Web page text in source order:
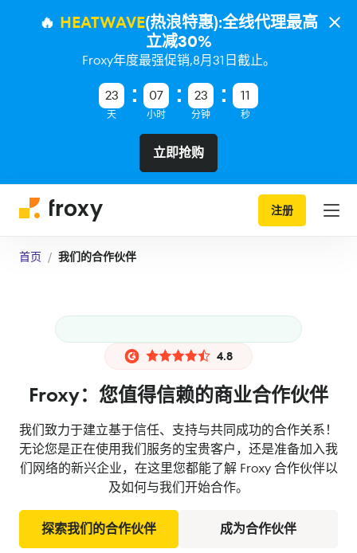
🔥 HEATWAVE(热浪特惠):全线代理最高
立减30%
Froxy年度最强促销,8月31日截止。
23
天
07
小时
23
分钟
10
秒
立即抢购
注册
首页 我们的合作伙伴
4.8
Froxy：您值得信赖的商业合作伙伴
我们致力于建立基于信任、支持与共同成功的合作关系！
无论您是正在使用我们服务的宝贵客户，还是准备加入我
们网络的新兴企业，在这里您都能了解 Froxy 合作伙伴以
及如何与我们开始合作。
探索我们的合作伙伴 成为合作伙伴